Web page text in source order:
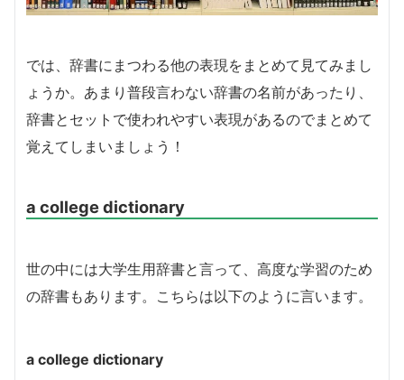
では、辞書にまつわる他の表現をまとめて見てみまし
ょうか。あまり普段言わない辞書の名前があったり、
辞書とセットで使われやすい表現があるのでまとめて
覚えてしまいましょう！
a college dictionary
世の中には大学生用辞書と言って、高度な学習のため
の辞書もあります。こちらは以下のように言います。
a college dictionary